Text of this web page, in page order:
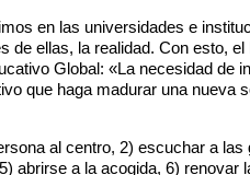
en las universidades e
de ellas, la realidad. Con esto,
Global: «La necesidad de
que haga madurar una nueva
al centro, 2) escuchar a las
abrirse a la acogida, 6) renovar